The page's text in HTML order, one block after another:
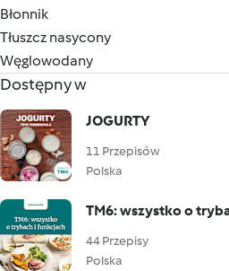
Błonnik
Tłuszcz nasycony
Węglowodany
Dostępny w
JOGURTY
11 Przepisów
Polska
TM6: wszystko o
44 Przepisy
Polska